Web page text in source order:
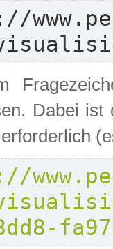
Dabei